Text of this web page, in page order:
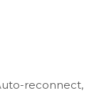
reconnect,